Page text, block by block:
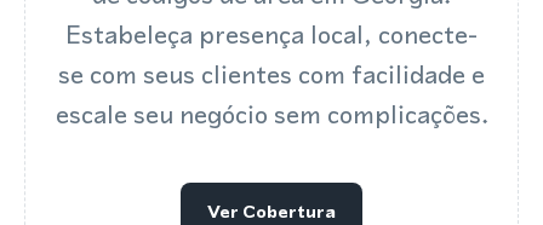
Estabeleça presença local, conecte-
se com seus clientes com facilidade e
escale seu negócio sem complicações.
Ver Cobertura